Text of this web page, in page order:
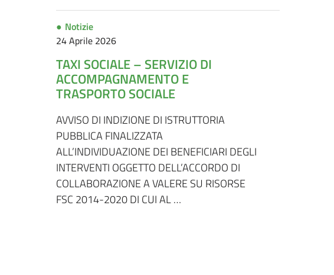
Notizie
24 Aprile 2026
TAXI SOCIALE – SERVIZIO DI
ACCOMPAGNAMENTO E
TRASPORTO SOCIALE
AVVISO DI INDIZIONE DI ISTRUTTORIA
PUBBLICA FINALIZZATA
ALL’INDIVIDUAZIONE DEI BENEFICIARI DEGLI
INTERVENTI OGGETTO DELL’ACCORDO DI
COLLABORAZIONE A VALERE SU RISORSE
FSC 2014-2020 DI CUI AL …